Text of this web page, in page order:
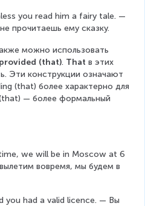
you read him a fairy tale. —
прочитаешь ему сказку.
можно использовать
provided (that). That в этих
Эти конструкции означают
(that) более характерно для
— более формальный
we will be in Moscow at 6
вовремя, мы будем в
you had a valid licence. — Вы